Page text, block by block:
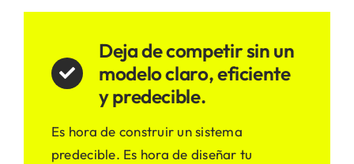
Deja de competir sin un
modelo claro, eficiente
y predecible.
Es hora de construir un sistema
predecible. Es hora de diseñar tu